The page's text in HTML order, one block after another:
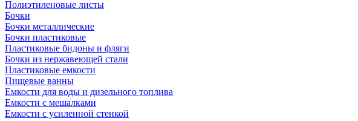
Полиэтиленовые листы
Бочки
Бочки металлические
Бочки пластиковые
Пластиковые бидоны и фляги
Бочки из нержавеющей стали
Пластиковые емкости
Пищевые ванны
Емкости для воды и дизельного топлива
Емкости с мешалками
Емкости с усиленной стенкой